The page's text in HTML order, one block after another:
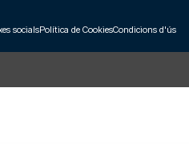
socialsPolítica de CookiesCondicions d'ús